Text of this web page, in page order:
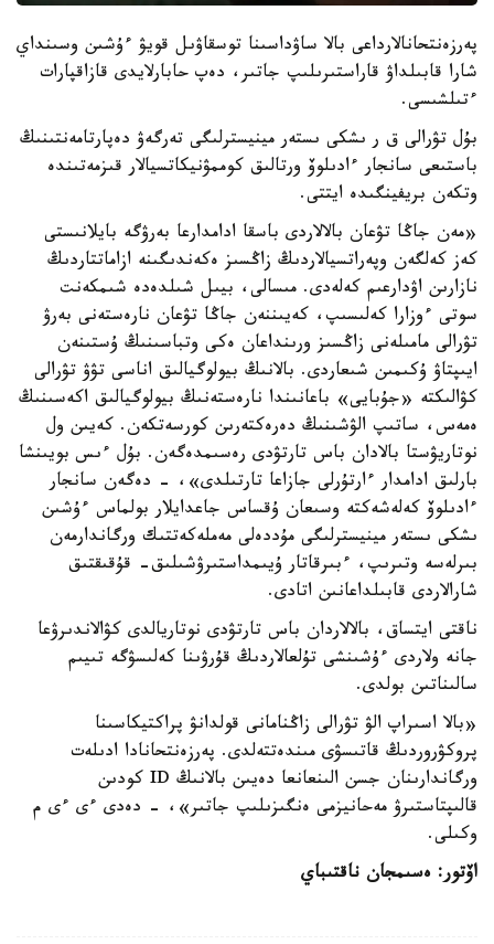
پەرزەنتحانالارداعى بالا ساۋداسىنا توسقاۋىل قويۋ ءۇشىن وسىنداي
شارا قابىلداۋ قاراستىرىلىپ جاتىر، دەپ حابارلايدى قازاقپارات
ءتىلشىسى.
بۇل تۋرالى ق ر ىشكى ىستەر مينيسترلىگى تەرگەۋ دەپارتامەنتىنىڭ
باستىعى سانجار ءادىلوۆ ورتالىق كوممۋنيكاتسيالار قىزمەتىندە
وتكەن بريفينگىدە ايتتى.
«مەن جاڭا تۋعان بالالاردى باسقا ادامدارعا بەرۋگە بايلانىستى
كەز كەلگەن وپەراتسيالاردىڭ زاڭسىز ەكەندىگىنە ازاماتتاردىڭ
نازارىن اۋدارعىم كەلەدى. مىسالى، بيىل شىلدەدە شىمكەنت
سوتى ءوزارا كەلىسىپ، كەيىننەن جاڭا تۋعان نارەستەنى بەرۋ
تۋرالى مامىلەنى زاڭسىز ورىنداعان ەكى وتباسىنىڭ ۇستىنەن
ايىپتاۋ ۇكىمىن شىعاردى. بالانىڭ بيولوگيالىق اناسى تۋۋ تۋرالى
كۋالىكتە «جۇبايى» باعانىندا نارەستەنىڭ بيولوگيالىق اكەسىنىڭ
ەمەس، ساتىپ الۋشىنىڭ دەرەكتەرىن كورسەتكەن. كەيىن ول
نوتاريۋستا بالادان باس تارتۋدى رەسىمدەگەن. بۇل ءىس بويىنشا
بارلىق ادامدار ءارتۇرلى جازاعا تارتىلدى»، - دەگەن سانجار
ءادىلوۆ كەلەشەكتە وسىعان ۇقساس جاعدايلار بولماس ءۇشىن
ىشكى ىستەر مينيسترلىگى مۇددەلى مەملەكەتتىك ورگاندارمەن
بىرلەسە وتىرىپ، ءبىرقاتار ۇيىمداستىرۋشىلىق- قۇقىقتىق
شارالاردى قابىلداعانىن اتادى.
ناقتى ايتساق، بالالاردان باس تارتۋدى نوتاريالدى كۋالاندىرۋعا
جانە ولاردى ءۇشىنشى تۇلعالاردىڭ قۇرۋىنا كەلىسۋگە تىيىم
سالىناتىن بولدى.
«بالا اسىراپ الۋ تۋرالى زاڭنامانى قولدانۋ پراكتيكاسىنا
پروكۋروردىڭ قاتىسۋى مىندەتتەلدى. پەرزەنتحانادا ادىلەت
ورگاندارىنان جسن الىنعانعا دەيىن بالانىڭ ID كودىن
قالىپتاستىرۋ مەحانيزمى ەنگىزىلىپ جاتىر»، - دەدى ءى ءى م
وكىلى.
اۆتور: ەسىمجان ناقتىباي